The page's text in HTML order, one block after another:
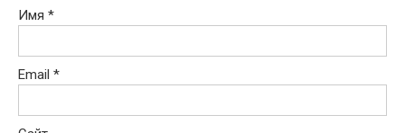
Имя *
Email *